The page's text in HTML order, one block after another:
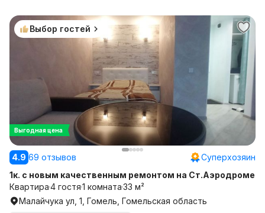
Выбор гостей
Выгодная цена
4.9 69 отзывов
Суперхозяин
1к. с новым качественным ремонтом на Ст.Аэродроме
Квартира4 гостя1 комната33 м²
Малайчука ул, 1, Гомель, Гомельская область